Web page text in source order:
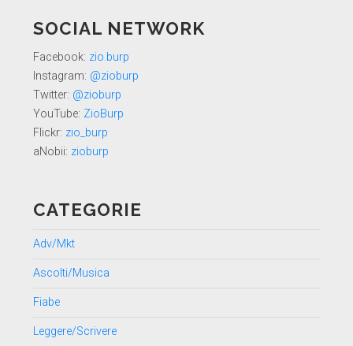
SOCIAL NETWORK
Facebook: zio.burp
Instagram: @zioburp
Twitter: @zioburp
YouTube: ZioBurp
Flickr: zio_burp
aNobii: zioburp
CATEGORIE
Adv/Mkt
Ascolti/Musica
Fiabe
Leggere/Scrivere